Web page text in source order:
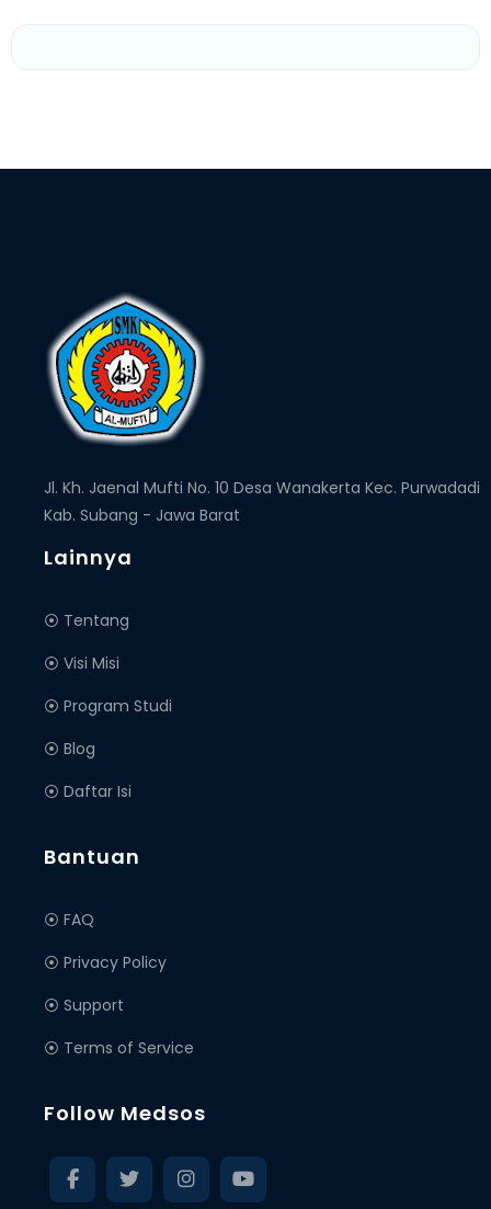
Jl. Kh. Jaenal Mufti No. 10 Desa Wanakerta Kec. Purwadadi
Kab. Subang - Jawa Barat
Lainnya
⦿ Tentang
⦿ Visi Misi
⦿ Program Studi
⦿ Blog
⦿ Daftar Isi
Bantuan
⦿ FAQ
⦿ Privacy Policy
⦿ Support
⦿ Terms of Service
Follow Medsos